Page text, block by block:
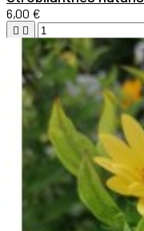
6,00 €
 
Ajouter au panier